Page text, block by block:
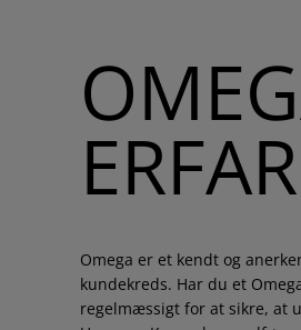
Omega er et kendt og
kundekreds. Har du et
regelmæssigt for at sikre, at